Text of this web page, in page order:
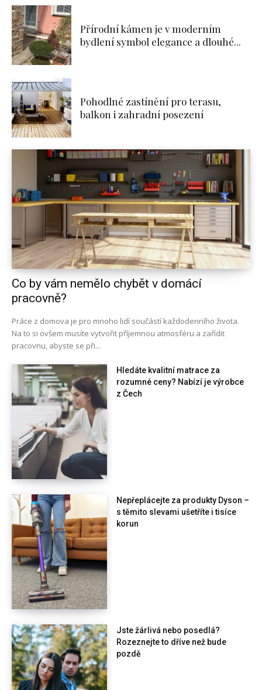
Přírodní kámen je v moderním
bydlení symbol elegance a dlouhé...
Pohodlné zastínění pro terasu,
balkon i zahradní posezení
Co by vám nemělo chybět v domácí
pracovně?
Práce z domova je pro mnoho lidí součástí každodenního života.
Na to si ovšem musíte vytvořit příjemnou atmosféru a zařídit
pracovnu, abyste se při...
Hledáte kvalitní matrace za
rozumné ceny? Nabízí je výrobce
z Čech
Nepřeplácejte za produkty Dyson –
s těmito slevami ušetříte i tisíce
korun
Jste žárlivá nebo posedlá?
Rozeznejte to dříve než bude
pozdě